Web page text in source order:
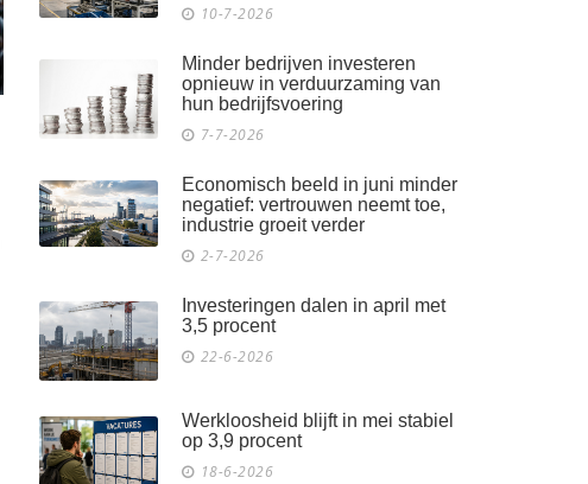
10-7-2026
Minder bedrijven investeren
opnieuw in verduurzaming van
hun bedrijfsvoering
7-7-2026
Economisch beeld in juni minder
negatief: vertrouwen neemt toe,
industrie groeit verder
2-7-2026
Investeringen dalen in april met
3,5 procent
22-6-2026
Werkloosheid blijft in mei stabiel
op 3,9 procent
18-6-2026